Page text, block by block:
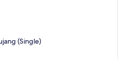
(Single)